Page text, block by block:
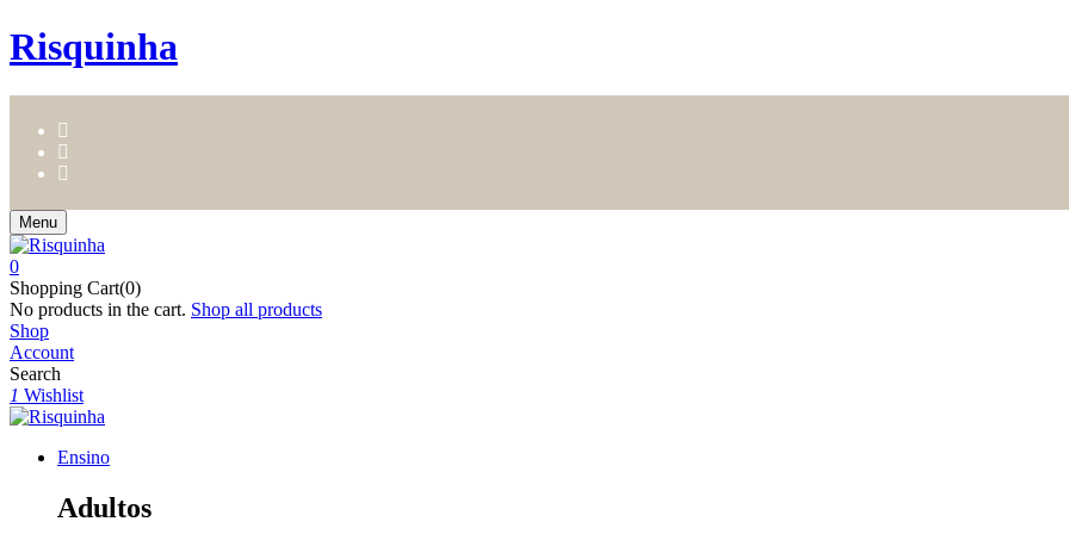
Risquinha
Menu
0
Shopping Cart(0)
No products in the cart. Shop all products
Shop
Account
Search
1 Wishlist
Ensino
Adultos